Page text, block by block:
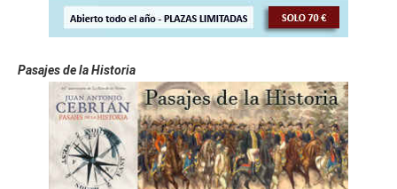
Pasajes de la Historia